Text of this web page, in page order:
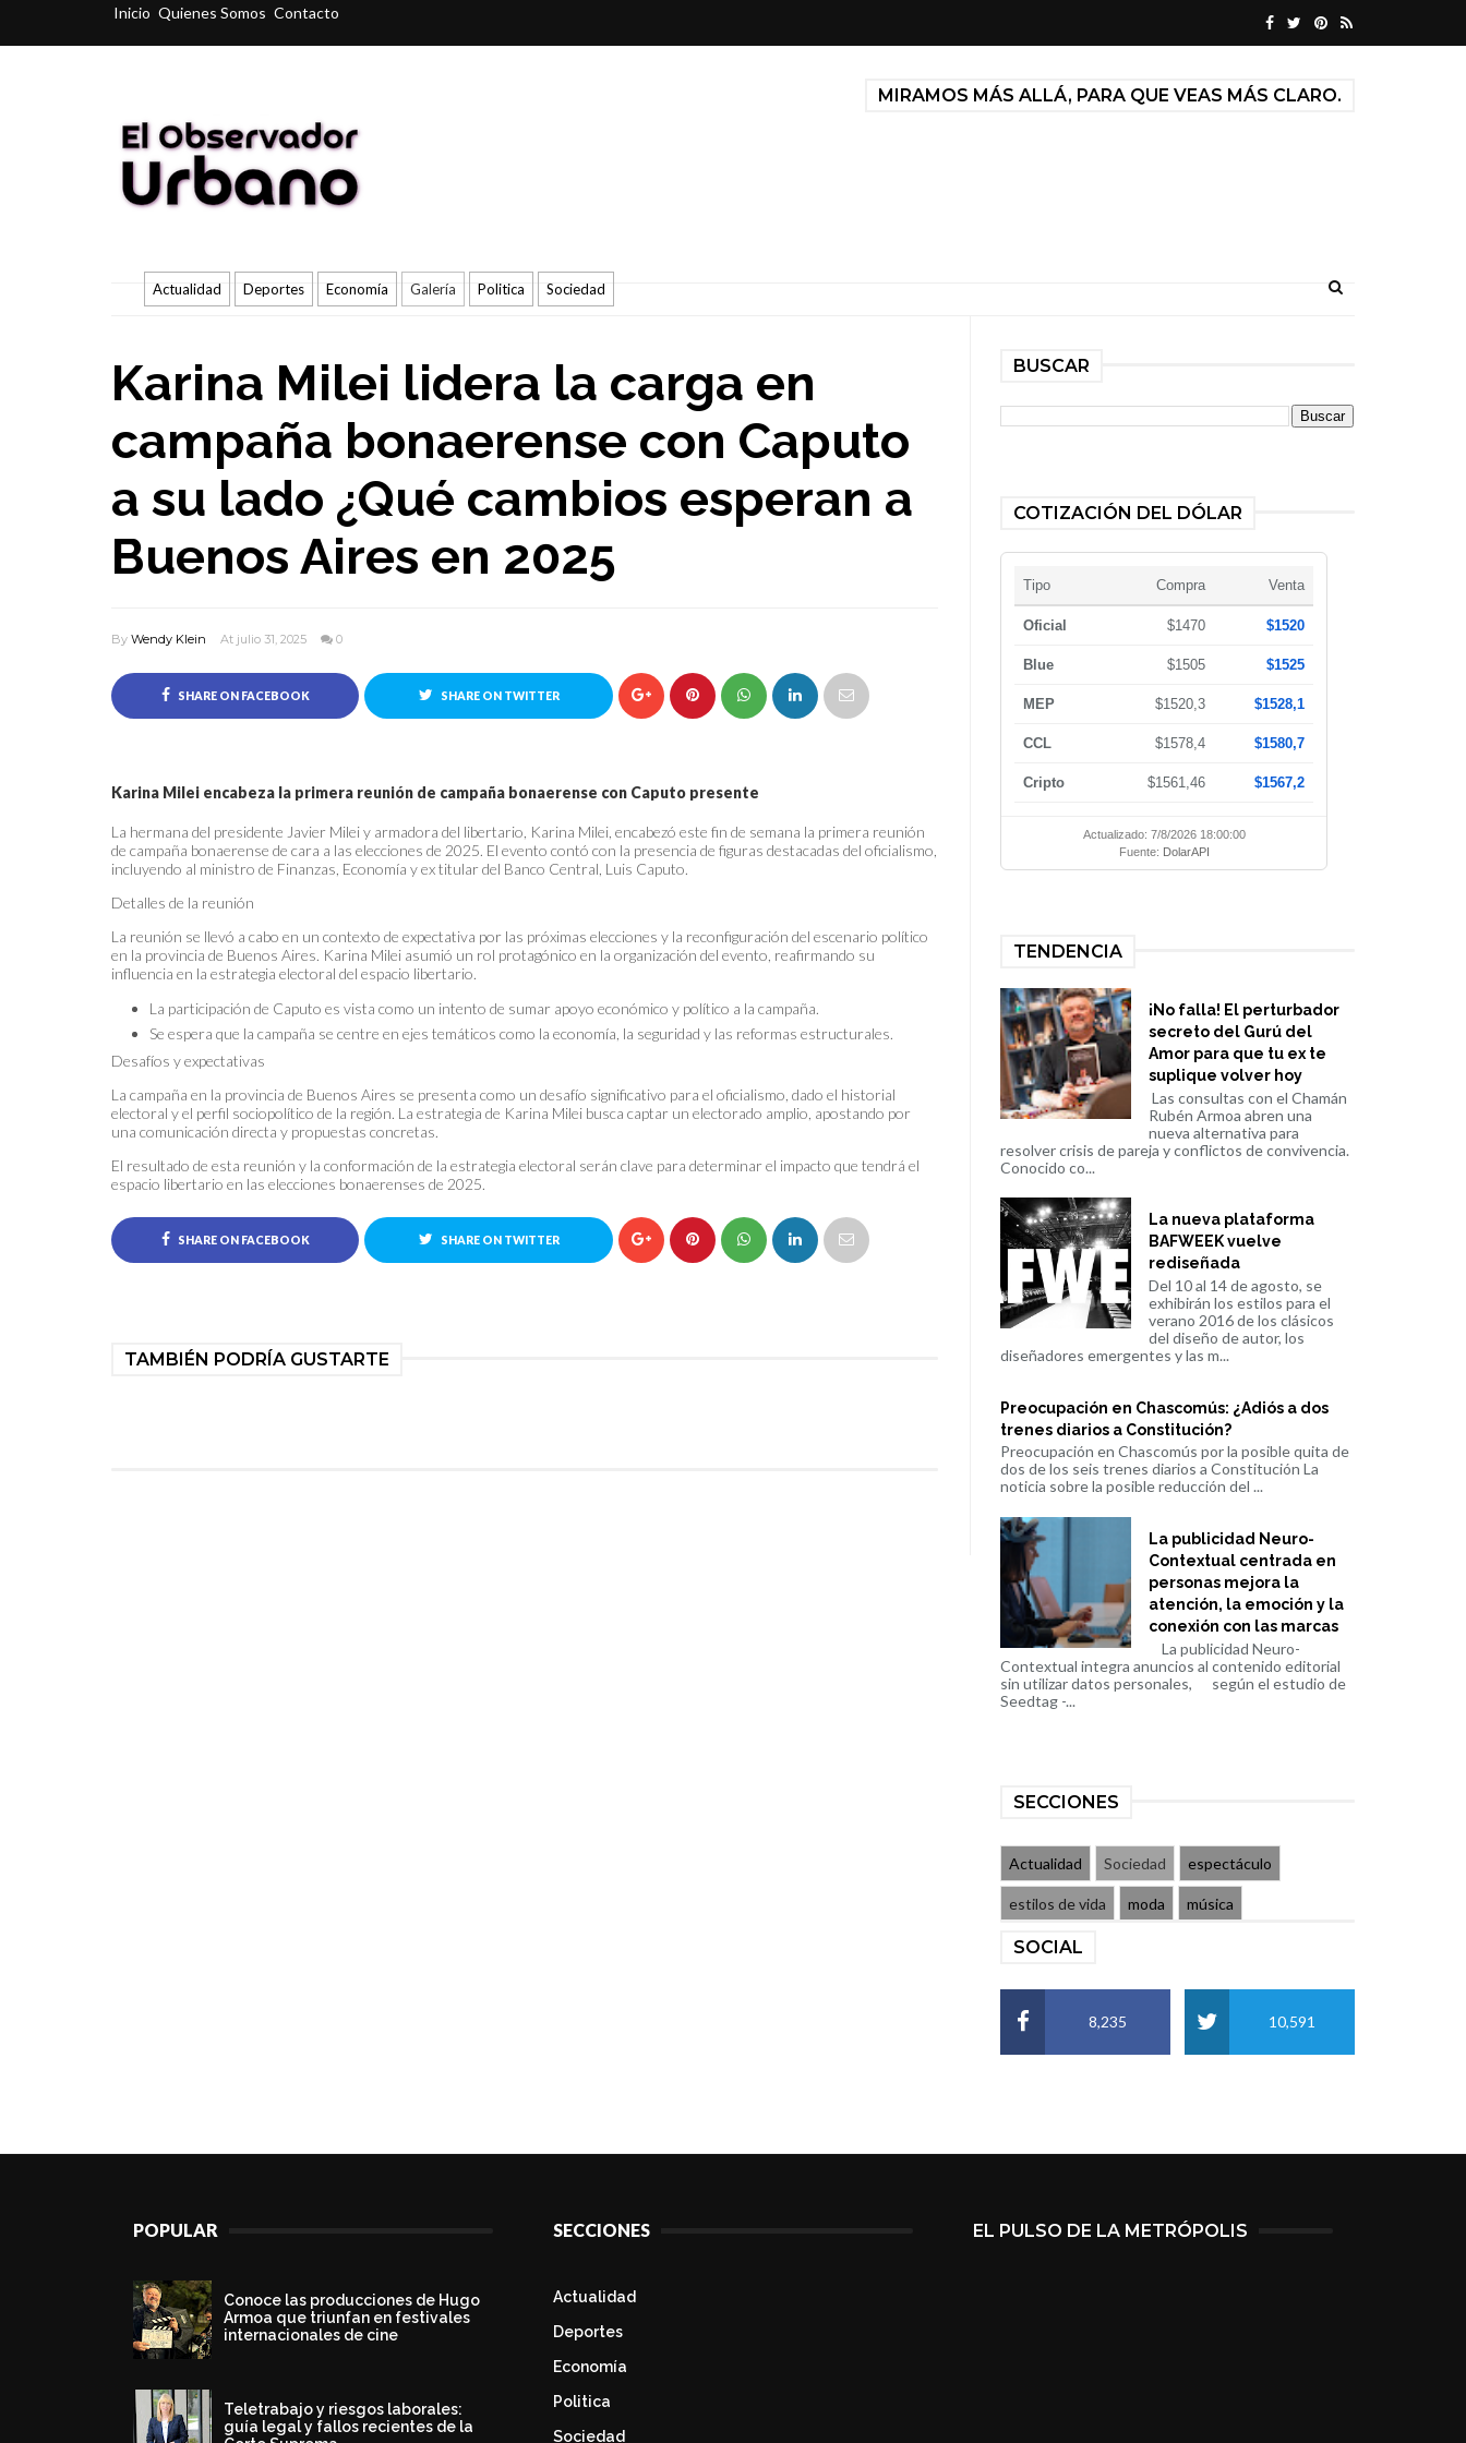
Inicio Quienes Somos Contacto
MIRAMOS MÁS ALLÁ, PARA QUE VEAS MÁS CLARO.
Actualidad Deportes Economía Galería Politica Sociedad
Karina Milei lidera la carga en
campaña bonaerense con Caputo
a su lado ¿Qué cambios esperan a
Buenos Aires en 2025
By Wendy Klein At julio 31, 2025 0
SHARE ON FACEBOOK SHARE ON TWITTER
Karina Milei encabeza la primera reunión de campaña bonaerense con Caputo presente
La hermana del presidente Javier Milei y armadora del libertario, Karina Milei, encabezó este fin de semana la primera reunión
de campaña bonaerense de cara a las elecciones de 2025. El evento contó con la presencia de figuras destacadas del oficialismo,
incluyendo al ministro de Finanzas, Economía y ex titular del Banco Central, Luis Caputo.
Detalles de la reunión
La reunión se llevó a cabo en un contexto de expectativa por las próximas elecciones y la reconfiguración del escenario político
en la provincia de Buenos Aires. Karina Milei asumió un rol protagónico en la organización del evento, reafirmando su
influencia en la estrategia electoral del espacio libertario.
La participación de Caputo es vista como un intento de sumar apoyo económico y político a la campaña.
Se espera que la campaña se centre en ejes temáticos como la economía, la seguridad y las reformas estructurales.
Desafíos y expectativas
La campaña en la provincia de Buenos Aires se presenta como un desafío significativo para el oficialismo, dado el historial
electoral y el perfil sociopolítico de la región. La estrategia de Karina Milei busca captar un electorado amplio, apostando por
una comunicación directa y propuestas concretas.
El resultado de esta reunión y la conformación de la estrategia electoral serán clave para determinar el impacto que tendrá el
espacio libertario en las elecciones bonaerenses de 2025.
SHARE ON FACEBOOK SHARE ON TWITTER
TAMBIÉN PODRÍA GUSTARTE
BUSCAR
COTIZACIÓN DEL DÓLAR
Tipo Compra Venta
Oficial $1470 $1520
Blue $1505 $1525
MEP $1520,3 $1528,1
CCL $1578,4 $1580,7
Cripto $1561,46 $1567,2
Actualizado: 7/8/2026 18:00:00
Fuente: DolarAPI
TENDENCIA
¡No falla! El perturbador
secreto del Gurú del
Amor para que tu ex te
suplique volver hoy
Las consultas con el Chamán
Rubén Armoa abren una
nueva alternativa para
resolver crisis de pareja y conflictos de convivencia.
Conocido co...
La nueva plataforma
BAFWEEK vuelve
rediseñada
Del 10 al 14 de agosto, se
exhibirán los estilos para el
verano 2016 de los clásicos
del diseño de autor, los
diseñadores emergentes y las m...
Preocupación en Chascomús: ¿Adiós a dos
trenes diarios a Constitución?
Preocupación en Chascomús por la posible quita de
dos de los seis trenes diarios a Constitución La
noticia sobre la posible reducción del ...
La publicidad Neuro-
Contextual centrada en
personas mejora la
atención, la emoción y la
conexión con las marcas
La publicidad Neuro-
Contextual integra anuncios al contenido editorial
sin utilizar datos personales, según el estudio de
Seedtag -...
SECCIONES
Actualidad Sociedad espectáculo
estilos de vida moda música
SOCIAL
8,235 10,591
POPULAR
Conoce las producciones de Hugo
Armoa que triunfan en festivales
internacionales de cine
Teletrabajo y riesgos laborales:
guía legal y fallos recientes de la
SECCIONES
Actualidad
Deportes
Economía
Politica
Sociedad
EL PULSO DE LA METRÓPOLIS